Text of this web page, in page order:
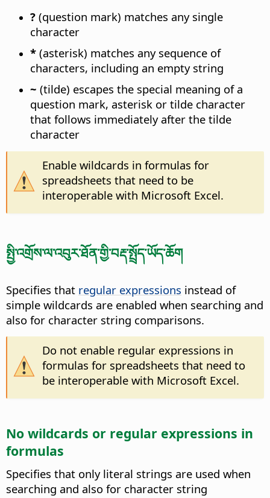
? (question mark) matches any single
character
* (asterisk) matches any sequence of
characters, including an empty string
~ (tilde) escapes the special meaning of a
question mark, asterisk or tilde character
that follows immediately after the tilde
character
Enable wildcards in formulas for
spreadsheets that need to be
interoperable with Microsoft Excel.
སྤྱི་འགྲོས་ལ་འབུར་ཐོན་གྱི་བརྡ་སྤྲོད་ཡོད་ཆོག
Specifies that regular expressions instead of
simple wildcards are enabled when searching and
also for character string comparisons.
Do not enable regular expressions in
formulas for spreadsheets that need to
be interoperable with Microsoft Excel.
No wildcards or regular expressions in
formulas
Specifies that only literal strings are used when
searching and also for character string